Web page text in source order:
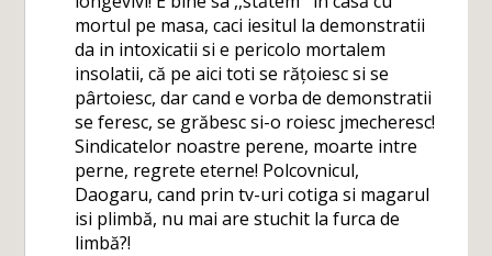
mortul pe masa, caci iesitul la demonstratii
da in intoxicatii si e pericolo mortalem
insolatii, că pe aici toti se rățoiesc si se
pârtoiesc, dar cand e vorba de demonstratii
se feresc, se grăbesc si-o roiesc jmecheresc!
Sindicatelor noastre perene, moarte intre
perne, regrete eterne! Polcovnicul,
Daogaru, cand prin tv-uri cotiga si magarul
isi plimbă, nu mai are stuchit la furca de
limbă?!